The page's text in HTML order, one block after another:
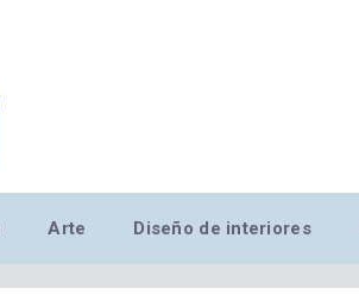
Arte Diseño de interiores